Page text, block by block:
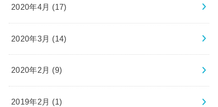
2020年4月 (17)
2020年3月 (14)
2020年2月 (9)
2019年2月 (1)